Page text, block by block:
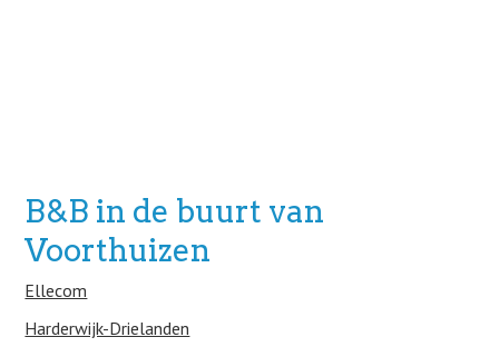
B&B in de buurt van
Voorthuizen
Ellecom
Harderwijk-Drielanden